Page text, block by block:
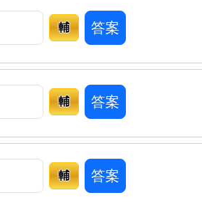
輔 答案
輔 答案
輔 答案